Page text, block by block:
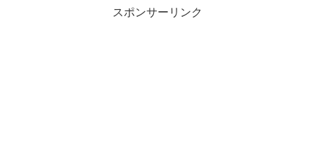
スポンサーリンク